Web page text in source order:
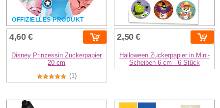
OFFIZIELLES PRODUKT
4,60 €
Disney Prinzessin Zuckerpapier
20 cm
(1)
2,50 €
Halloween Zuckerpapier in Mini-
Scheiben 6 cm - 6 Stück